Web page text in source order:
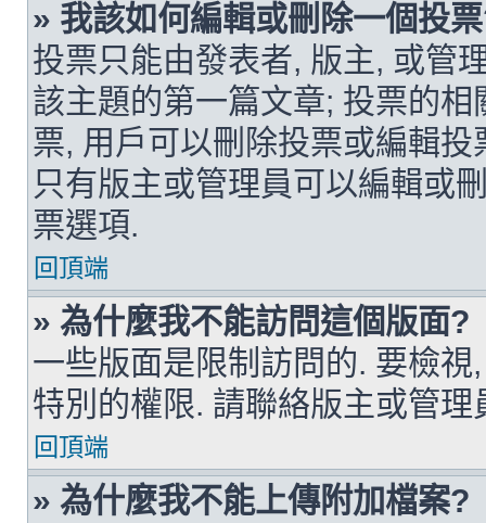
» 我該如何編輯或刪除一個投
投票只能由發表者, 版主, 或管
該主題的第一篇文章; 投票的
票, 用戶可以刪除投票或編輯
只有版主或管理員可以編輯或
票選項.
回頂端
» 為什麼我不能訪問這個版面?
一些版面是限制訪問的. 要檢
特別的權限. 請聯絡版主或管理
回頂端
» 為什麼我不能上傳附加檔案?